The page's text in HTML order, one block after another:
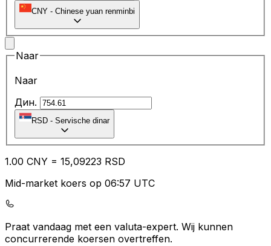
CNY - Chinese yuan renminbi
Naar
Naar
Дин.
RSD - Servische dinar
1.00 CNY = 15,09223 RSD
Mid-market koers op 06:57 UTC
Praat vandaag met een valuta-expert. Wij kunnen
concurrerende koersen overtreffen.